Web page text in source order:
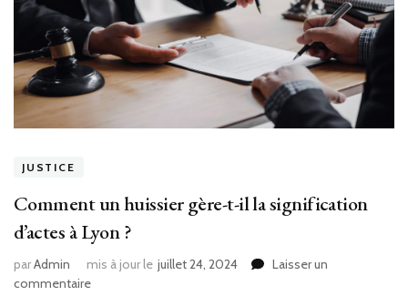
JUSTICE
Comment un huissier gère-t-il la signification
d’actes à Lyon ?
parAdmin mis à jour le juillet 24, 2024
Laisser un
commentairesur